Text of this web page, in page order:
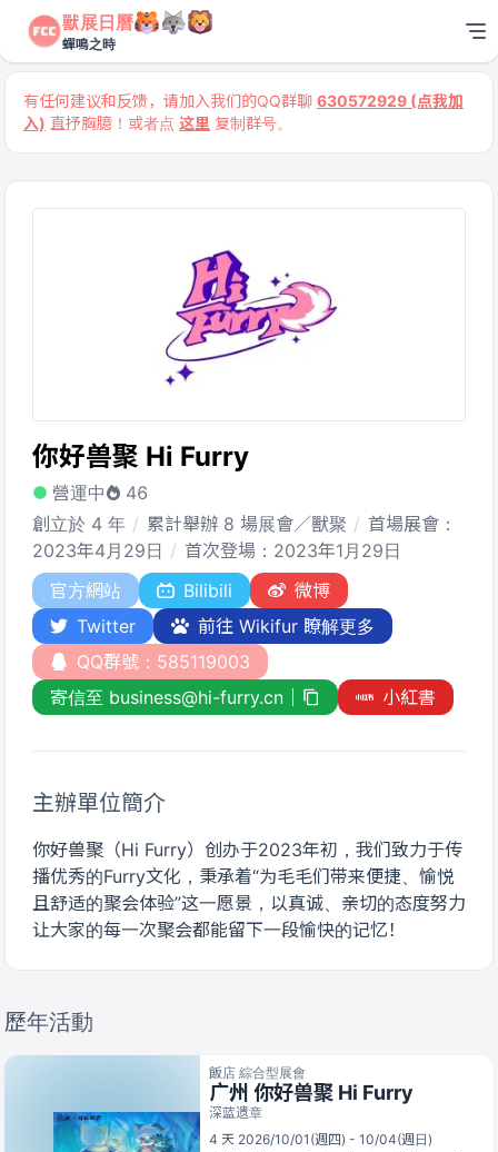
獸展日曆
蟬鳴之時
有任何建议和反馈，请加入我们的QQ群聊 630572929 (点我加
入) 直抒胸臆！或者点 这里 复制群号。
你好兽聚 Hi Furry
營運中
46
創立於 4 年
累計舉辦 8 場展會／獸聚
首場展會：
2023年4月29日
首次登場：2023年1月29日
官方網站
Bilibili
微博
Twitter
前往 Wikifur 瞭解更多
QQ群號：585119003
寄信至 business@hi-furry.cn
小紅書
主辦單位簡介
你好兽聚（Hi Furry）创办于2023年初，我们致力于传
播优秀的Furry文化，秉承着“为毛毛们带来便捷、愉悦
且舒适的聚会体验”这一愿景，以真诚、亲切的态度努力
让大家的每一次聚会都能留下一段愉快的记忆！
歷年活動
飯店 綜合型展會
广州 你好兽聚 Hi Furry
深蓝遗章
4 天 2026/10/01(週四) - 10/04(週日)